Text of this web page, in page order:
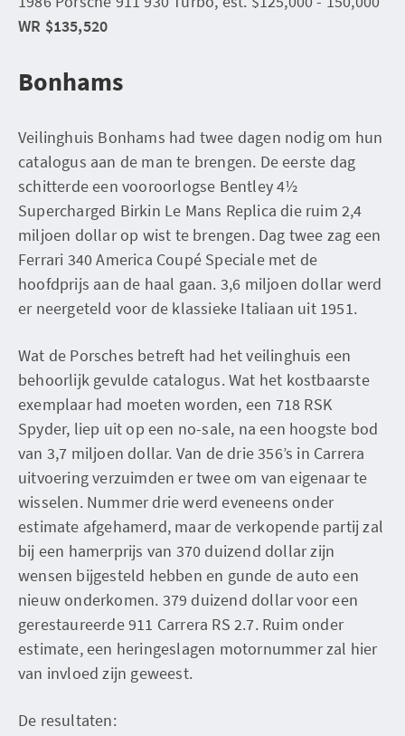
WR $135,520
Bonhams
Veilinghuis Bonhams had twee dagen nodig om hun
catalogus aan de man te brengen. De eerste dag
schitterde een vooroorlogse Bentley 4½
Supercharged Birkin Le Mans Replica die ruim 2,4
miljoen dollar op wist te brengen. Dag twee zag een
Ferrari 340 America Coupé Speciale met de
hoofdprijs aan de haal gaan. 3,6 miljoen dollar werd
er neergeteld voor de klassieke Italiaan uit 1951.
Wat de Porsches betreft had het veilinghuis een
behoorlijk gevulde catalogus. Wat het kostbaarste
exemplaar had moeten worden, een 718 RSK
Spyder, liep uit op een no-sale, na een hoogste bod
van 3,7 miljoen dollar. Van de drie 356’s in Carrera
uitvoering verzuimden er twee om van eigenaar te
wisselen. Nummer drie werd eveneens onder
estimate afgehamerd, maar de verkopende partij zal
bij een hamerprijs van 370 duizend dollar zijn
wensen bijgesteld hebben en gunde de auto een
nieuw onderkomen. 379 duizend dollar voor een
gerestaureerde 911 Carrera RS 2.7. Ruim onder
estimate, een heringeslagen motornummer zal hier
van invloed zijn geweest.
De resultaten: